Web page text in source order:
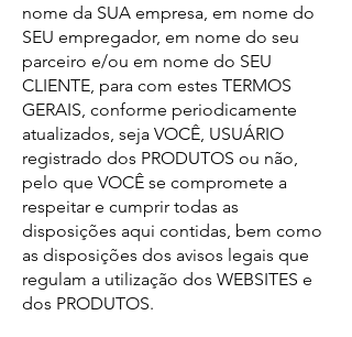
nome da SUA empresa, em nome do
SEU empregador, em nome do seu
parceiro e/ou em nome do SEU
CLIENTE, para com estes TERMOS
GERAIS, conforme periodicamente
atualizados, seja VOCÊ, USUÁRIO
registrado dos PRODUTOS ou não,
pelo que VOCÊ se compromete a
respeitar e cumprir todas as
disposições aqui contidas, bem como
as disposições dos avisos legais que
regulam a utilização dos WEBSITES e
dos PRODUTOS.